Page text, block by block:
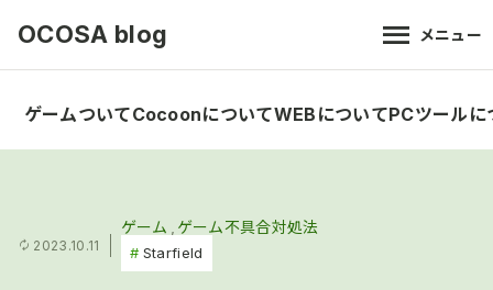
ゲームついてCocoonについてWEBについてPCツールに
2023.10.11
ゲーム ゲーム不具合対処法
Starfield
OCOSA blog メニュー